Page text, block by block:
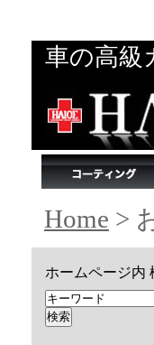
車の高級
Home >
ホームページ内